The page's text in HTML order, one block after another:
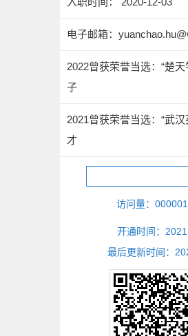
电子邮箱：
2022曾获荣誉当选：“楚
子
2021曾获荣誉当选：“武
才
访问量：
开通时间： 2021
最后更新时间：